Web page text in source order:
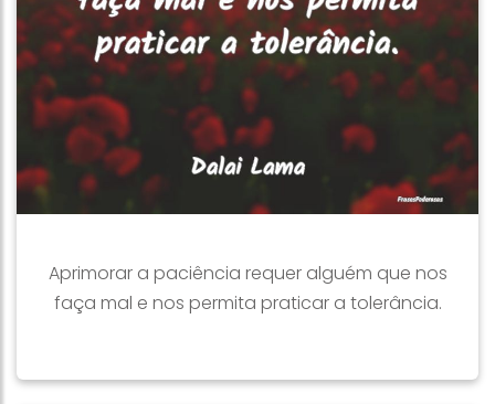
Aprimorar a paciência requer alguém que nos
faça mal e nos permita praticar a tolerância.